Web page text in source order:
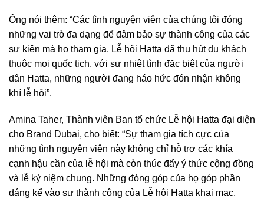
Ông nói thêm: “Các tình nguyện viên của chúng tôi đóng
những vai trò đa dạng để đảm bảo sự thành công của các
sự kiện mà họ tham gia. Lễ hội Hatta đã thu hút du khách
thuộc mọi quốc tịch, với sự nhiệt tình đặc biệt của người
dân Hatta, những người đang háo hức đón nhận không
khí lễ hội”.
Amina Taher, Thành viên Ban tổ chức Lễ hội Hatta đại diện
cho Brand Dubai, cho biết: “Sự tham gia tích cực của
những tình nguyện viên này không chỉ hỗ trợ các khía
cạnh hậu cần của lễ hội mà còn thúc đẩy ý thức cộng đồng
và lễ kỷ niệm chung. Những đóng góp của họ góp phần
đáng kể vào sự thành công của Lễ hội Hatta khai mạc,